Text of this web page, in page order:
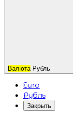
Валюта Рубль
Euro
Рубль
Закрыть